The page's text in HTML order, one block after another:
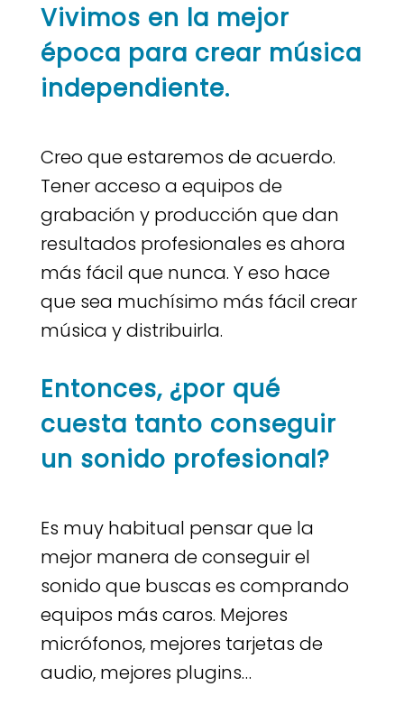
Vivimos en la mejor
época para crear música
independiente.
Creo que estaremos de acuerdo.
Tener acceso a equipos de
grabación y producción que dan
resultados profesionales es ahora
más fácil que nunca. Y eso hace
que sea muchísimo más fácil crear
música y distribuirla.
Entonces, ¿por qué
cuesta tanto conseguir
un sonido profesional?
Es muy habitual pensar que la
mejor manera de conseguir el
sonido que buscas es comprando
equipos más caros. Mejores
micrófonos, mejores tarjetas de
audio, mejores plugins…